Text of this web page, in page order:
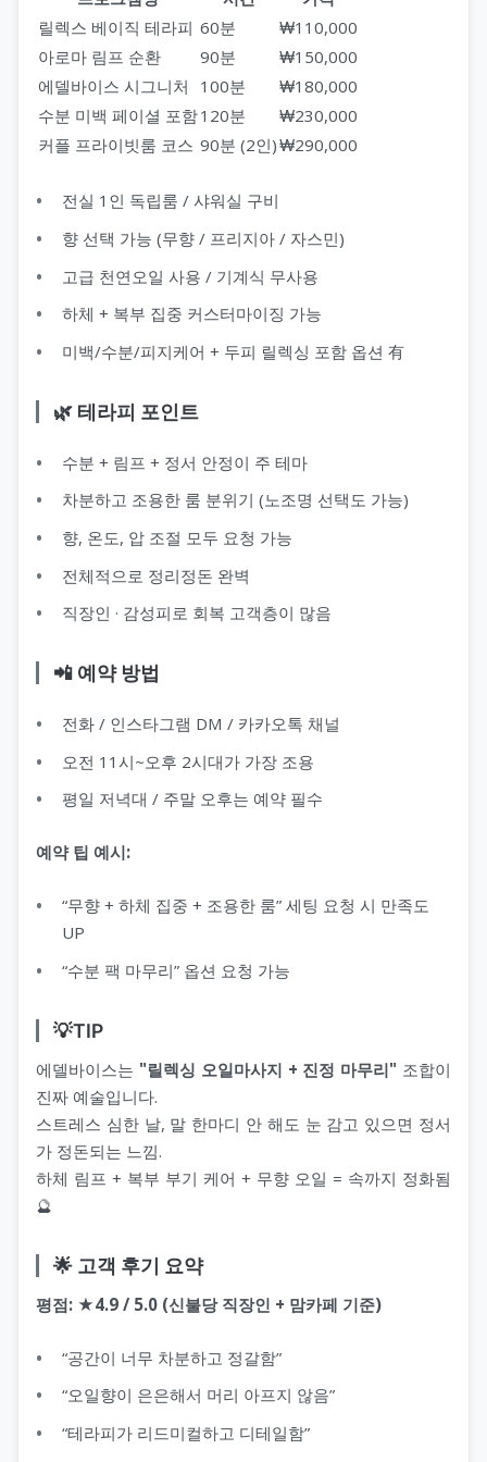
릴렉스 베이직 테라피 60분
₩110,000
아로마 림프 순환
90분
₩150,000
에델바이스 시그니처
100분
₩180,000
수분 미백 페이셜 포함120분
₩230,000
커플 프라이빗룸 코스 90분 (2인)₩290,000
전실 1인 독립룸 / 샤워실 구비
향 선택 가능 (무향 / 프리지아 / 자스민)
고급 천연오일 사용 / 기계식 무사용
하체 + 복부 집중 커스터마이징 가능
미백/수분/피지케어 + 두피 릴렉싱 포함 옵션 有
🌿 테라피 포인트
수분 + 림프 + 정서 안정이 주 테마
차분하고 조용한 룸 분위기 (노조명 선택도 가능)
향, 온도, 압 조절 모두 요청 가능
전체적으로 정리정돈 완벽
직장인 · 감성피로 회복 고객층이 많음
📲 예약 방법
전화 / 인스타그램 DM / 카카오톡 채널
오전 11시~오후 2시대가 가장 조용
평일 저녁대 / 주말 오후는 예약 필수
예약 팁 예시:
“무향 + 하체 집중 + 조용한 룸” 세팅 요청 시 만족도
UP
“수분 팩 마무리” 옵션 요청 가능
💡TIP
에델바이스는 "릴렉싱 오일마사지 + 진정 마무리" 조합이
진짜 예술입니다.
스트레스 심한 날, 말 한마디 안 해도 눈 감고 있으면 정서
가 정돈되는 느낌.
하체 림프 + 복부 부기 케어 + 무향 오일 = 속까지 정화됨
🔮
🌟 고객 후기 요약
평점: ★4.9 / 5.0 (신불당 직장인 + 맘카페 기준)
“공간이 너무 차분하고 정갈함”
“오일향이 은은해서 머리 아프지 않음”
“테라피가 리드미컬하고 디테일함”